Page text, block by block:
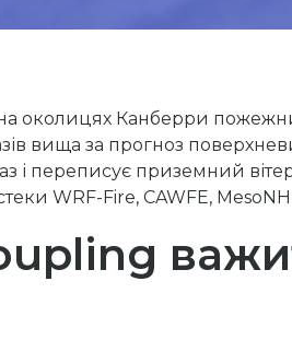
околицях Канберри
вища за прогноз
і переписує приземний
WRF-Fire, CAWFE,